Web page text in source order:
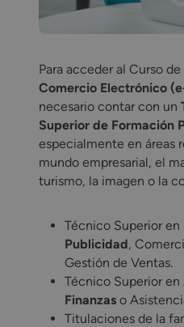
Para acceder al Curso
Comercio Electrónico
necesario contar con un
Superior de Formación
especialmente en áreas
mundo empresarial, el
turismo, la imagen o la
Técnico Superior en
Publicidad,
Gestión de Ventas.
Técnico Superior en
Finanzas o
Titulaciones de la